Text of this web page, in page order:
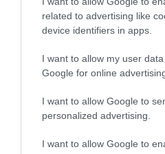
related to advertising like
device identifiers in apps.
I want to allow my user
Google for online
I want to allow Google to
personalized advertising.
I want to allow Google to
lenne praktikus és tartható.
sokkal hatékonyabbak,
(például „reggel csak tíz
telefonomat
"), amelyeket
megszeghetünk. Inkább
telefonmentes zónává.